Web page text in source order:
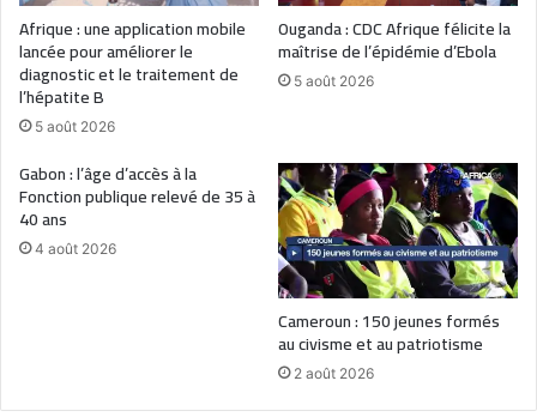
Afrique : une application mobile
lancée pour améliorer le
diagnostic et le traitement de
l’hépatite B
5 août 2026
Ouganda : CDC Afrique félicite la
maîtrise de l’épidémie d’Ebola
5 août 2026
Gabon : l’âge d’accès à la
Fonction publique relevé de 35 à
40 ans
4 août 2026
Cameroun : 150 jeunes formés
au civisme et au patriotisme
2 août 2026